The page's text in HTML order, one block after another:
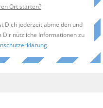
Ort starten?
Dich jederzeit abmelden und
Dir nützliche Informationen zu
.